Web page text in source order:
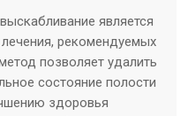
является
рекомендуемых
позволяет удалить
состояние полости
здоровья